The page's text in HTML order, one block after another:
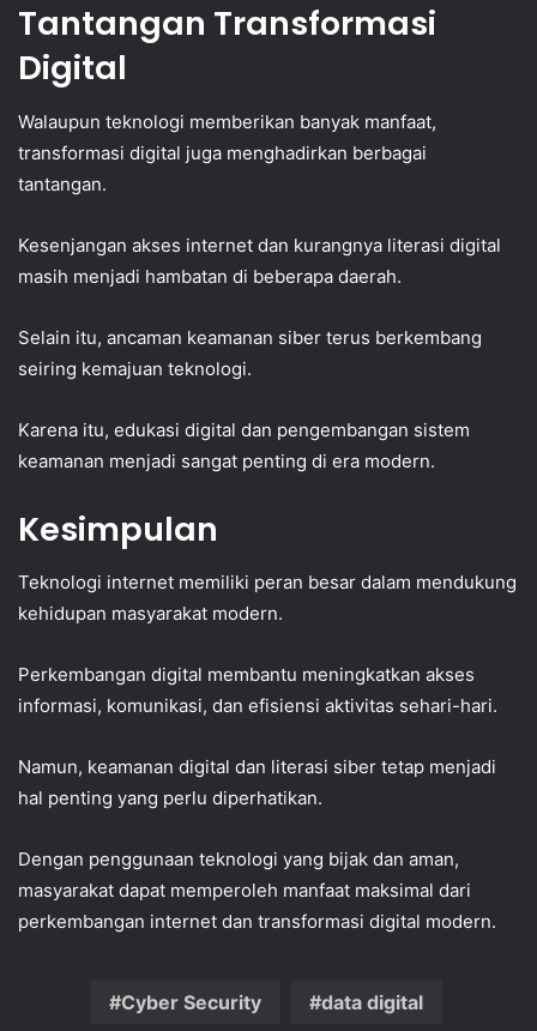
Tantangan Transformasi
Digital
Walaupun teknologi memberikan banyak manfaat,
transformasi digital juga menghadirkan berbagai
tantangan.
Kesenjangan akses internet dan kurangnya literasi digital
masih menjadi hambatan di beberapa daerah.
Selain itu, ancaman keamanan siber terus berkembang
seiring kemajuan teknologi.
Karena itu, edukasi digital dan pengembangan sistem
keamanan menjadi sangat penting di era modern.
Kesimpulan
Teknologi internet memiliki peran besar dalam mendukung
kehidupan masyarakat modern.
Perkembangan digital membantu meningkatkan akses
informasi, komunikasi, dan efisiensi aktivitas sehari-hari.
Namun, keamanan digital dan literasi siber tetap menjadi
hal penting yang perlu diperhatikan.
Dengan penggunaan teknologi yang bijak dan aman,
masyarakat dapat memperoleh manfaat maksimal dari
perkembangan internet dan transformasi digital modern.
Cyber Security data digital